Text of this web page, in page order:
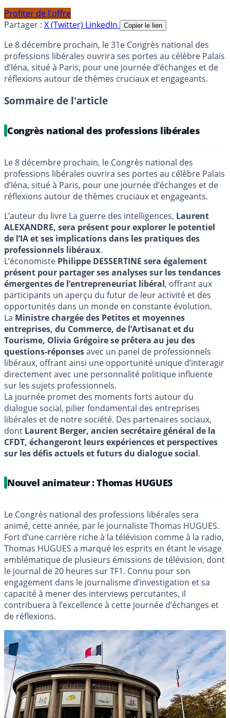
Profiter de l'offre
Partager : X (Twitter) LinkedIn Copier le lien
Le 8 décembre prochain, le 31e Congrès national des
professions libérales ouvrira ses portes au célèbre Palais
d’Iéna, situé à Paris, pour une journée d’échanges et de
réflexions autour de thèmes cruciaux et engageants.
Sommaire de l'article
Congrès national des professions libérales
Le 8 décembre prochain, le Congrès national des
professions libérales ouvrira ses portes au célèbre Palais
d’Iéna, situé à Paris, pour une journée d’échanges et de
réflexions autour de thèmes cruciaux et engageants.
L’auteur du livre La guerre des intelligences, Laurent
ALEXANDRE, sera présent pour explorer le potentiel
de l’IA et ses implications dans les pratiques des
professionnels libéraux.
L’économiste Philippe DESSERTINE sera également
présent pour partager ses analyses sur les tendances
émergentes de l’entrepreneuriat libéral, offrant aux
participants un aperçu du futur de leur activité et des
opportunités dans un monde en constante évolution.
La Ministre chargée des Petites et moyennes
entreprises, du Commerce, de l’Artisanat et du
Tourisme, Olivia Grégoire se prêtera au jeu des
questions-réponsesavec un panel de professionnels
libéraux, offrant ainsi une opportunité unique d’interagir
directement avec une personnalité politique influente
sur les sujets professionnels.
La journée promet des moments forts autour du
dialogue social, pilier fondamental des entreprises
libérales et de notre société. Des partenaires sociaux,
dont Laurent Berger, ancien secrétaire général de la
CFDT, échangeront leurs expériences et perspectives
sur les défis actuels et futurs du dialogue social.
Nouvel animateur : Thomas HUGUES
Le Congrès national des professions libérales sera
animé, cette année, par le journaliste Thomas HUGUES.
Fort d’une carrière riche à la télévision comme à la radio,
Thomas HUGUES a marqué les esprits en étant le visage
emblématique de plusieurs émissions de télévision, dont
le journal de 20 heures sur TF1. Connu pour son
engagement dans le journalisme d’investigation et sa
capacité à mener des interviews percutantes, il
contribuera à l’excellence à cette journée d’échanges et
de réflexions.